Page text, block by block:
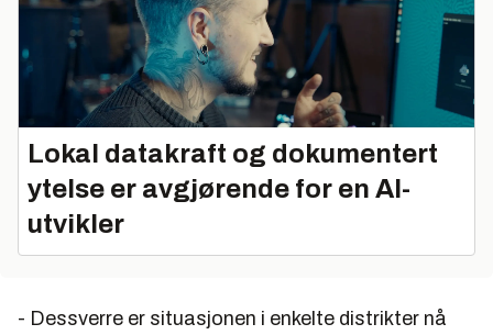
Lokal datakraft og dokumentert
ytelse er avgjørende for en AI-
utvikler
- Dessverre er situasjonen i enkelte distrikter nå